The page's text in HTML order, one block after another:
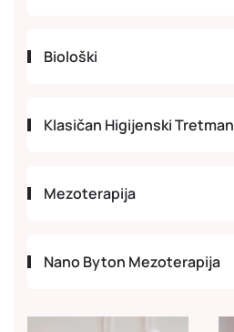
Biološki
Klasičan Higijenski Tretman
Mezoterapija
Nano Byton Mezoterapija